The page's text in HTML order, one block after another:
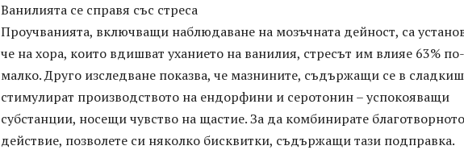
Ванилията се справя със стреса
Проучванията, включващи наблюдаване на мозъчната дейност, са
че на хора, които вдишват уханието на ванилия, стресът им влияе 63% по-
малко. Друго изследване показва, че мазнините, съдържащи се в
стимулират производството на ендорфини и серотонин – успокояващи
субстанции, носещи чувство на щастие. За да комбинирате благотворното
действие, позволете си няколко бисквитки, съдържащи тази подправка.